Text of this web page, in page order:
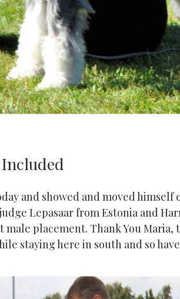
and showed and moved
Lepasaar from Estonia and
placement. Thank You Maria,
staying here in south and so